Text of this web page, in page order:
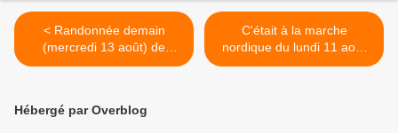
< Randonnée demain
(mercredi 13 août) de
Leymen à Mariastein en
C'était à la marche
nordique du lundi 11 août
2025 >
Hébergé par Overblog